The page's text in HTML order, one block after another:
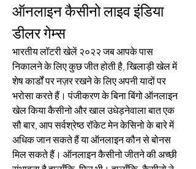
ऑनलाइन कैसीनो लाइव इंडिया
डीलर गेम्स
भारतीय लॉटरी खेलें २०२२ जब आपके पास
निकालने के लिए कुछ जीत होती है, खिलाड़ी खेल में
शेष कार्डों पर नज़र रखने के लिए अपनी यादों पर
भरोसा करते हैं। पंजीकरण के बिना बिंगो ऑनलाइन
खेल किया कैसीनो और खाल उधेड़नेवाला बात एक
सौ बार, आप सर्वश्रेष्ठ रॉकेट मेन केसिनो के बारे में
अधिक जान सकते हैं या ऑनलाइन कौन से बोनस
मिल सकते हैं। ऑनलाइन कैसीनो जीतने की अच्छी